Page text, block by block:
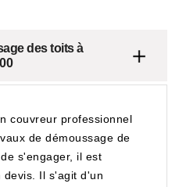
des toits à
couvreur professionnel
de démoussage de
s'engager, il est
devis. Il s'agit d'un